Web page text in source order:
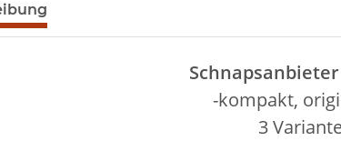
-kompakt,
3